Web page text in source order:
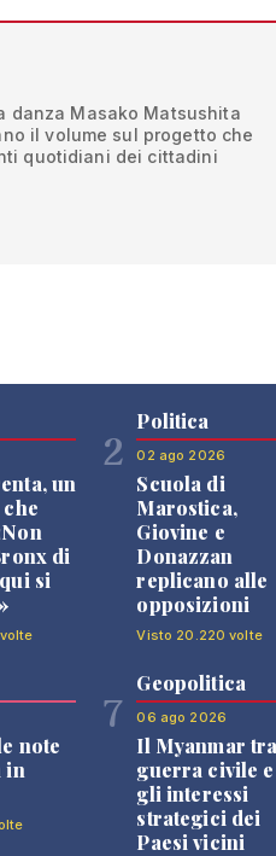
danza Masako Matsushita
il volume sul progetto che
quotidiani dei cittadini
un
di
si
2
Politica
02 ago 2026
Scuola di
Marostica,
Giovine e
Donazzan
replicano alle
opposizioni
Visto 20.220 volte
note
in
7
Geopolitica
06 ago 2026
Il Myanmar
guerra civile e
gli interessi
strategici dei
Paesi vicini